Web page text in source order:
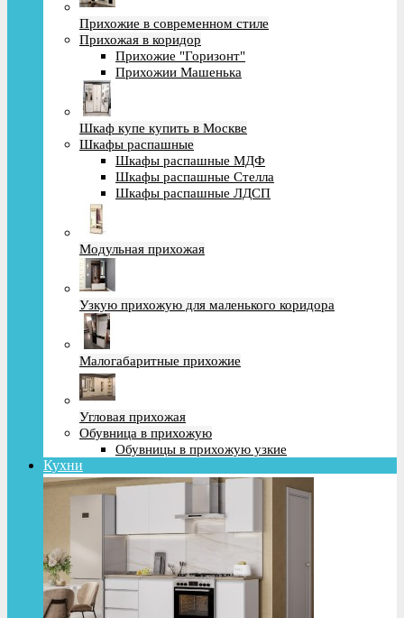
Прихожие в современном стиле
Прихожая в коридор
Прихожие "Горизонт"
Прихожии Машенька
Шкаф купе купить в Москве
Шкафы распашные
Шкафы распашные МДФ
Шкафы распашные Стелла
Шкафы распашные ЛДСП
Модульная прихожая
Узкую прихожую для маленького коридора
Малогабаритные прихожие
Угловая прихожая
Обувница в прихожую
Обувницы в прихожую узкие
Кухни